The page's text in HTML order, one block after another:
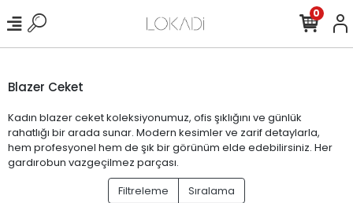
0
Blazer Ceket
Kadın blazer ceket koleksiyonumuz, ofis şıklığını ve günlük
rahatlığı bir arada sunar. Modern kesimler ve zarif detaylarla,
hem profesyonel hem de şık bir görünüm elde edebilirsiniz. Her
gardırobun vazgeçilmez parçası.
Filtreleme
Sıralama